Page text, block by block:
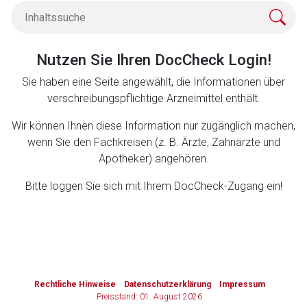
Nutzen Sie Ihren DocCheck Login!
Sie haben eine Seite angewählt, die Informationen über
verschreibungspflichtige Arzneimittel enthält.
Wir können Ihnen diese Information nur zugänglich machen,
wenn Sie den Fachkreisen (z. B. Ärzte, Zahnärzte und
Apotheker) angehören.
Bitte loggen Sie sich mit Ihrem DocCheck-Zugang ein!
Rechtliche Hinweise Datenschutzerklärung
Impressum
Preisstand: 01. August 2026